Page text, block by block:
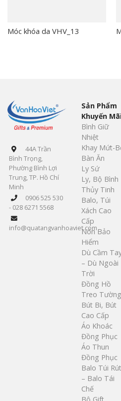
Móc khóa da VHV_13
44A Trần
Bình Trọng,
Phường Bình Lợi
Trung, TP. Hồ Chí
Minh
0906 525 530
- 028 6271 5568
info@quatangvanhoaviet.com
Sản Phẩm
Khuyến
Bình Giữ
Nhiệt
Khay Mứt-
Bàn Ăn
Ly Sứ
Ly, Bộ Bình
Thủy Tinh
Balo, Túi
Xách Cao
Cấp
Nón Bảo
Hiểm
Dù Cầm
– Dù Ngoài
Trời
Đồng Hồ
Treo Tường
Bút Bi, Bút
Cao Cấp
Áo Khoác
Đồng Phục
Áo Thun
Đồng Phục
Balo Túi Rút
– Balo Tái
Chế